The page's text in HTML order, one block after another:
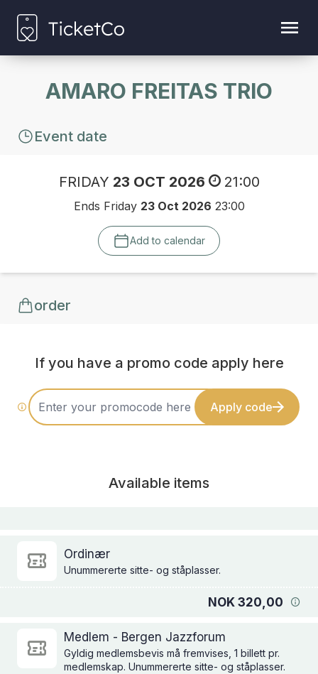
AMARO FREITAS TRIO
Event date
FRIDAY 23 OCT 2026 21:00
Ends Friday 23 Oct 2026 23:00
Add to calendar
order
If you have a promo code apply here
Apply code
Available items
Ordinær
Unummererte sitte- og ståplasser.
NOK 320,00
Medlem - Bergen Jazzforum
Gyldig medlemsbevis må fremvises, 1 billett pr.
medlemskap. Unummererte sitte- og ståplasser.